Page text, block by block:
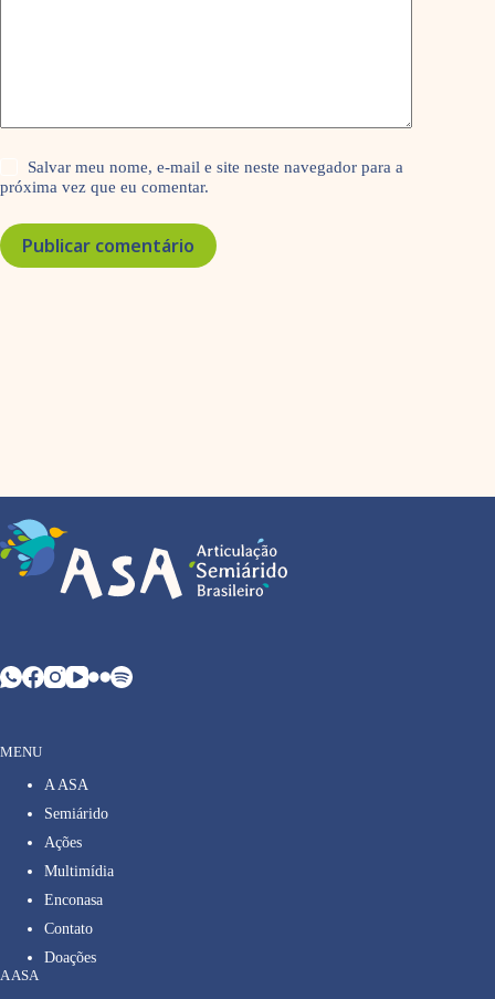
Salvar meu nome, e-mail e site neste navegador para a
próxima vez que eu comentar.
Publicar comentário
MENU
A ASA
Semiárido
Ações
Multimídia
Enconasa
Contato
Doações
A ASA